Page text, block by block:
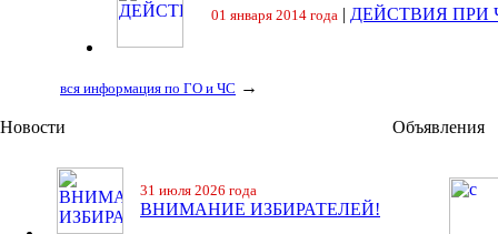
01 января 2014 года | ДЕЙСТВИЯ ПРИ
вся информация по ГО и ЧС →
Новости
31 июля 2026 года
ВНИМАНИЕ ИЗБИРАТЕЛЕЙ!
Объявления